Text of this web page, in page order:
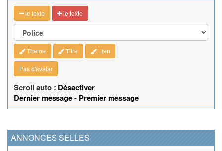
le texte le texte
Theme Titre Lien
Pas d'avatar
Scroll auto : Désactiver
Dernier message- Premier message
ANNONCES SELLES